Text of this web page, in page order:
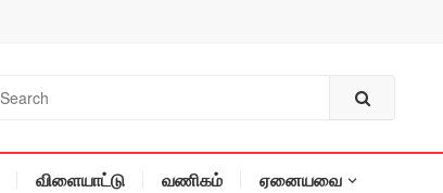
விளையாட்டு வணிகம் ஏனையவை